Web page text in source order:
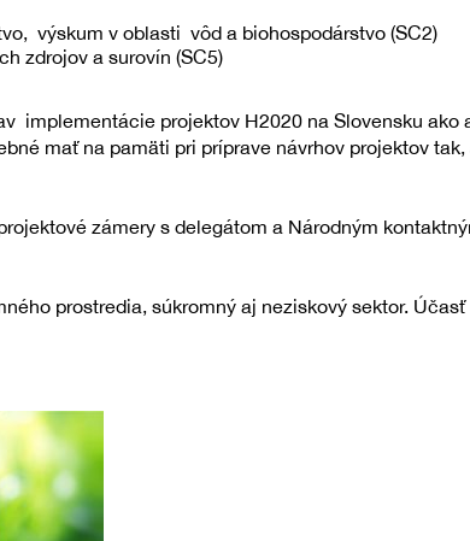
výskum v oblasti vôd a biohospodárstvo (SC2)
zdrojov a surovín (SC5)
implementácie projektov H2020 na Slovensku ako
mať na pamäti pri príprave návrhov projektov
zámery s delegátom a Národným
prostredia, súkromný aj neziskový sektor.